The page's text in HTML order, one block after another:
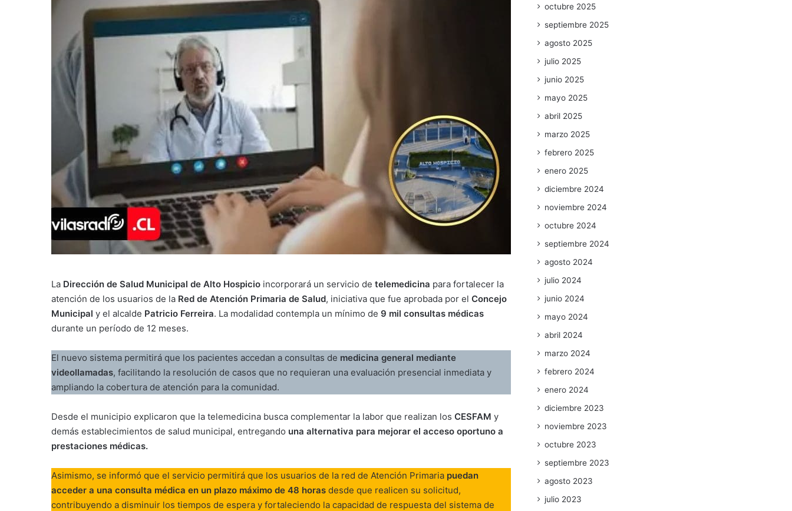
La Dirección de Salud Municipal de Alto Hospicio incorporará un servicio de telemedicina para fortalecer la
atención de los usuarios de la Red de Atención Primaria de Salud, iniciativa que fue aprobada por el Concejo
Municipal y el alcalde Patricio Ferreira. La modalidad contempla un mínimo de 9 mil consultas médicas
durante un período de 12 meses.
El nuevo sistema permitirá que los pacientes accedan a consultas de medicina general mediante
videollamadas, facilitando la resolución de casos que no requieran una evaluación presencial inmediata y
ampliando la cobertura de atención para la comunidad.
Desde el municipio explicaron que la telemedicina busca complementar la labor que realizan los CESFAM y
demás establecimientos de salud municipal, entregando una alternativa para mejorar el acceso oportuno a
prestaciones médicas.
Asimismo, se informó que el servicio permitirá que los usuarios de la red de Atención Primaria puedan
acceder a una consulta médica en un plazo máximo de 48 horas desde que realicen su solicitud,
contribuyendo a disminuir los tiempos de espera y fortaleciendo la capacidad de respuesta del sistema de
octubre 2025
septiembre 2025
agosto 2025
julio 2025
junio 2025
mayo 2025
abril 2025
marzo 2025
febrero 2025
enero 2025
diciembre 2024
noviembre 2024
octubre 2024
septiembre 2024
agosto 2024
julio 2024
junio 2024
mayo 2024
abril 2024
marzo 2024
febrero 2024
enero 2024
diciembre 2023
noviembre 2023
octubre 2023
septiembre 2023
agosto 2023
julio 2023